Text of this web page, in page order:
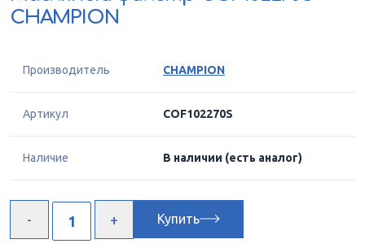
CHAMPION
Производитель CHAMPION
Артикул COF102270S
Наличие В наличии (есть аналог)
Купить